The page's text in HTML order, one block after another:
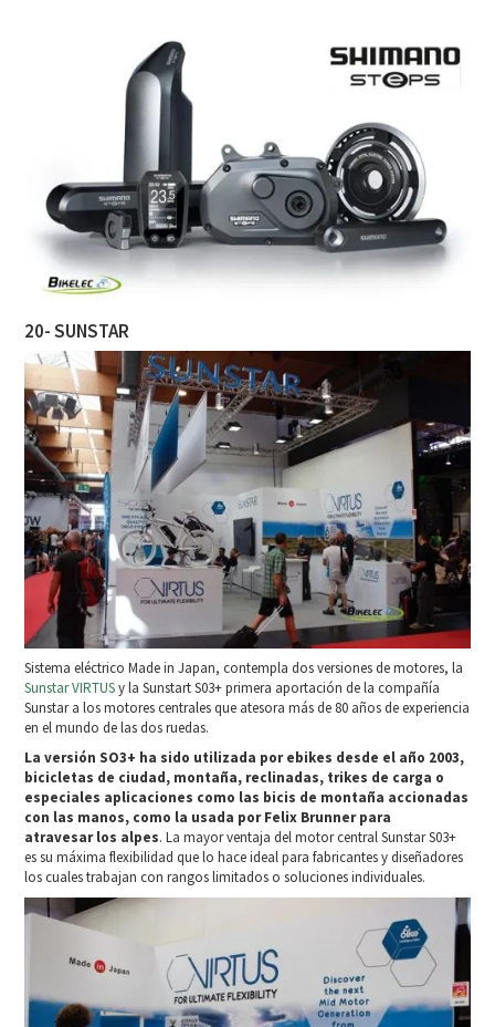
20- SUNSTAR
Sistema eléctrico Made in Japan, contempla dos versiones de motores, la
Sunstar VIRTUSy la Sunstart S03+ primera aportación de la compañía
Sunstar a los motores centrales que atesora más de 80 años de experiencia
en el mundo de las dos ruedas.
La versión SO3+ ha sido utilizada por ebikes desde el año 2003,
bicicletas de ciudad, montaña, reclinadas, trikes de carga o
especiales aplicaciones como las bicis de montaña accionadas
con las manos, como la usada por Felix Brunner para
atravesar los alpes. La mayor ventaja del motor central Sunstar S03+
es su máxima flexibilidad que lo hace ideal para fabricantes y diseñadores
los cuales trabajan con rangos limitados o soluciones individuales.